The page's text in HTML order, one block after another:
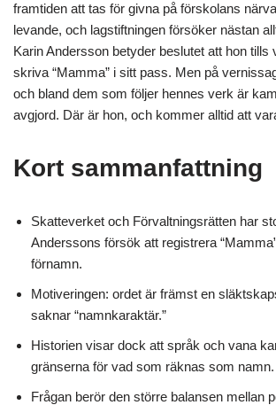
framtiden att tas för givna på förskolans
levande, och lagstiftningen försöker nästan
Karin Andersson betyder beslutet att hon tills
skriva “Mamma” i sitt pass. Men på
och bland dem som följer hennes verk är
avgjord. Där är hon, och kommer alltid att
Kort sammanfattning
Skatteverket och Förvaltningsrätten har
Anderssons försök att registrera
förnamn.
Motiveringen: ordet är främst en
saknar “namnkaraktär.”
Historien visar dock att språk och vana
gränserna för vad som räknas som namn.
Frågan berör den större balansen mellan